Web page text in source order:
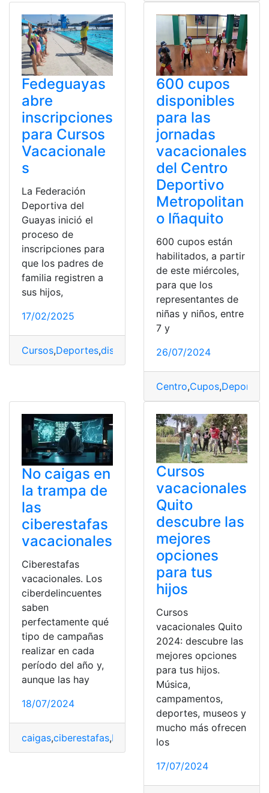
Fedeguayas
abre
inscripciones
para Cursos
Vacacionale
s
La Federación
Deportiva del
Guayas inició el
proceso de
inscripciones para
que los padres de
familia registren a
sus hijos,
17/02/2025
Cursos,Deportes,disponibles Ecuador,Fedeguayas
600 cupos
disponibles
para las
jornadas
vacacionales
del Centro
Deportivo
Metropolitan
o Iñaquito
600 cupos están
habilitados, a partir
de este miércoles,
para que los
representantes de
niñas y niños, entre
7 y
26/07/2024
Centro,Cupos,Deportivo
No caigas en
la trampa de
las
ciberestafas
vacacionales
Ciberestafas
vacacionales. Los
ciberdelincuentes
saben
perfectamente qué
tipo de campañas
realizar en cada
período del año y,
aunque las hay
18/07/2024
caigas,ciberestafas,Deseando,Trampa
Cursos
vacacionales
Quito
descubre las
mejores
opciones
para tus
hijos
Cursos
vacacionales Quito
2024: descubre las
mejores opciones
para tus hijos.
Música,
campamentos,
deportes, museos y
mucho más ofrecen
los
17/07/2024